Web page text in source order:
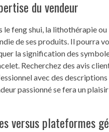
du vendeur
le feng shui, la lithothérapie
de ses produits. Il pourra
la signification des
Recherchez des avis
avec des
passionné se fera un
versus plateformes